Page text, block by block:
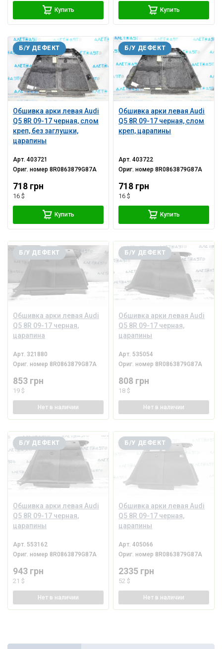
Купить Купить
Обшивка арки левая Audi
Q5 8R 09-17 черная, слом
креп, без заглушки,
царапины
Б/У ДЕФЕКТ
Арт.403721
Ориг. номер8R0863879G87A
718 грн
16 $
Купить
Обшивка арки левая Audi
Q5 8R 09-17 черная, слом
креп, царапины
Б/У ДЕФЕКТ
Арт.403722
Ориг. номер8R0863879G87A
718 грн
16 $
Купить
Обшивка арки левая Audi
Q5 8R 09-17 черная,
царапина
Б/У ДЕФЕКТ
Арт. 321880
Ориг. номер 8R0863879G87A
853 грн
19 $
Нет в наличии
Обшивка арки левая Audi
Q5 8R 09-17 черная,
царапины
Б/У ДЕФЕКТ
Арт. 535054
Ориг. номер 8R0863879G87A
808 грн
18 $
Нет в наличии
Обшивка арки левая Audi
Q5 8R 09-17 черная,
царапины
Б/У ДЕФЕКТ
Арт. 553162
Ориг. номер 8R0863879G87A
943 грн
21 $
Нет в наличии
Обшивка арки левая Audi
Q5 8R 09-17 черная,
царапины
Б/У ДЕФЕКТ
Арт.405066
Ориг. номер 8R0863879G87A
2335 грн
52 $
Нет в наличии